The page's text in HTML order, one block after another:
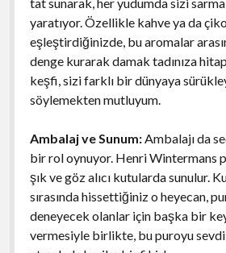
yaratıyor. Özellikle kahve ya da
eşleştirdiğinizde, bu aromalar
denge kurarak damak tadınıza
keşfi, sizi farklı bir dünyaya
söylemekten mutluyum.
Ambalaj ve Sunum:Ambalajı da
bir rol oynuyor. Henri Wintermans
şık ve göz alıcı kutularda sunulur.
sırasında hissettiğiniz o heyecan,
deneyecek olanlar için başka bir
vermesiyle birlikte, bu puroyu